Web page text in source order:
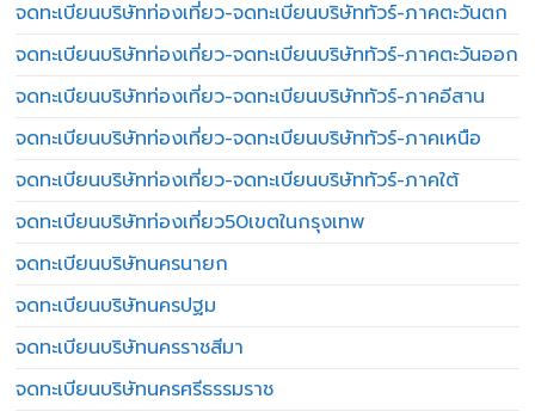
จดทะเบียนบริษัทท่องเที่ยว-จดทะเบียนบริษัททัวร์-ภาคตะวันตก
จดทะเบียนบริษัทท่องเที่ยว-จดทะเบียนบริษัททัวร์-ภาคตะวันออก
จดทะเบียนบริษัทท่องเที่ยว-จดทะเบียนบริษัททัวร์-ภาคอีสาน
จดทะเบียนบริษัทท่องเที่ยว-จดทะเบียนบริษัททัวร์-ภาคเหนือ
จดทะเบียนบริษัทท่องเที่ยว-จดทะเบียนบริษัททัวร์-ภาคใต้
จดทะเบียนบริษัทท่องเที่ยว50เขตในกรุงเทพ
จดทะเบียนบริษัทนครนายก
จดทะเบียนบริษัทนครปฐม
จดทะเบียนบริษัทนครราชสีมา
จดทะเบียนบริษัทนครศรีธรรมราช